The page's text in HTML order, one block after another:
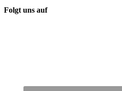
Folgt uns auf